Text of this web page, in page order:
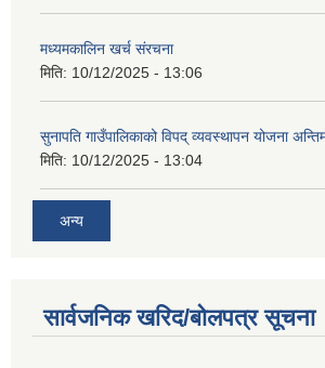
मध्यमकालिन खर्च संरचना
मिति: 10/12/2025 - 13:06
सुनापति गाउँपालिकाको विपद् व्यवस्थापन योजना
मिति: 10/12/2025 - 13:04
अन्य
सार्वजनिक खरिद/बोलपत्र सूचना